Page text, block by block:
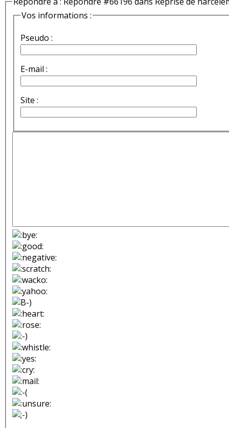
Vos informations :
Pseudo :
E-mail :
Site :